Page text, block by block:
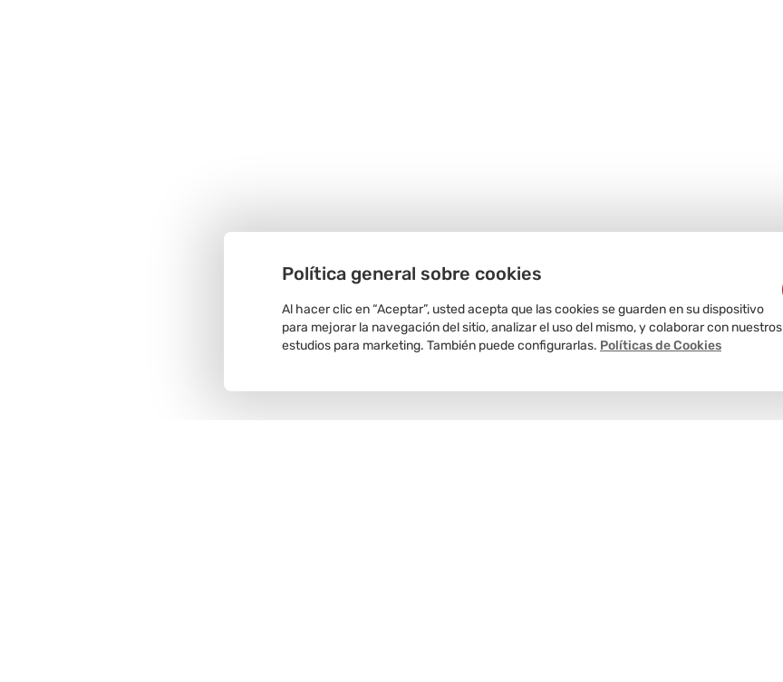
Política general sobre cookies
Al hacer clic en “Aceptar”, usted acepta que las cookies se guarden en su dispositivo
para mejorar la navegación del sitio, analizar el uso del mismo, y colaborar con nuestros
estudios para marketing. También puede configurarlas. Políticas de Cookies